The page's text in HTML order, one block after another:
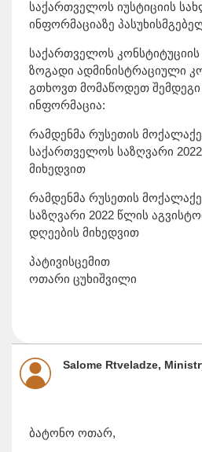
საქართველოს იუსტიციის
ინფორმაციაზე
საქართველოს
ზოგადი ადმინისტრაციული
გთხოვთ მომაწოდეთ შემდეგი
ინფორმაცია:
რამდენმა რუსეთის
საქართველოს საზღვარი
მიხედვით
რამდენმა რუსეთის
საზღვარი 2022 წლის
დღეების მიხედვით
პატივისცემით
ოთარი ცუხიშვილი
ბატონო ოთარ,